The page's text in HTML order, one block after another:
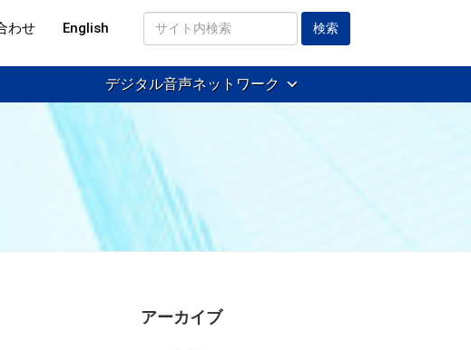
わせ English
サ
イ
ト
索
デジタル音声ネットワーク
アーカイブ